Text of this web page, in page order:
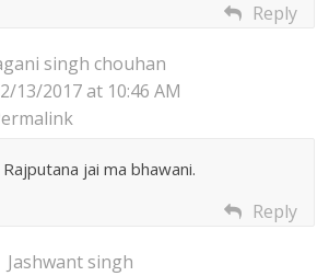
Reply
singh chouhan
13/2017 at 10:46 AM
jai ma bhawani.
Reply
Jashwant singh